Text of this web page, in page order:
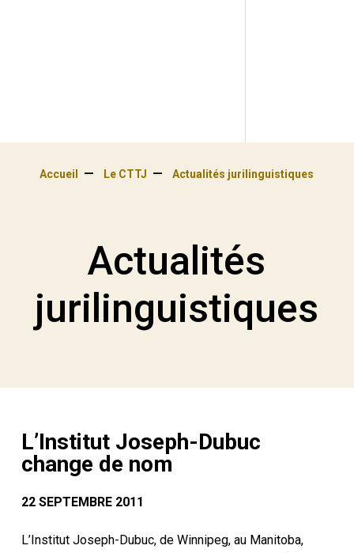
Accueil Le CTTJ Actualités jurilinguistiques
Actualités
jurilinguistiques
L’Institut Joseph-Dubuc
change de nom
22 SEPTEMBRE 2011
L’Institut Joseph-Dubuc, de Winnipeg, au Manitoba,